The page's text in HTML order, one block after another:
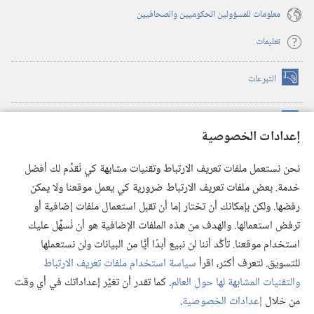
إعدادات الخصوصية
نحن نستعمل ملفات تعريف الارتباط وتقنيات مشابهة كي نُقدِّم لك أفضل
خدمة. بعض ملفات تعريف الارتباط ضرورية كي يعمل موقعنا ولا يمكن
رفضها. ولكن بإمكانك أن تختار إما أن تقبل استعمال ملفات إضافية أو
ترفض استعمالها. والهدف من هذه الملفات الإضافية هو أن نُسهِّل عليك
استخدام موقعنا. تأكَّد أننا لن نبيع أبدًا أيًّا من البيانات ولن نستعملها
للتسويق. لتعرف أكثر، اقرأسياسة استخدام ملفات تعريف الارتباط
والتقنيات المشابهة لها حول العالم. كما تقدر أن تغيِّر إعداداتك في أي وقت
من خلال إعدادات الخصوصية.
معلومات للمسؤولين الحكوميين والصحافيين
تعليمات
التبرعات (يفتح
نافذة
(يفتح
نافذة
(يفتح
نافذة
جديدة) تطبيق ®
JW Library
مكتبة برج المراقبة
© 2026 .Watch Tower Bible and Tract Society of Pennsylvania